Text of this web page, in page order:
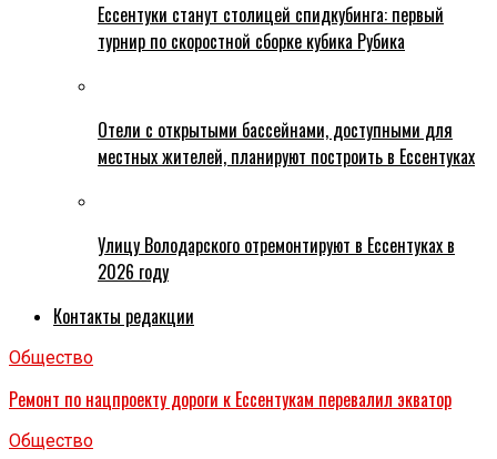
Ессентуки станут столицей спидкубинга: первый
турнир по скоростной сборке кубика Рубика
Отели с открытыми бассейнами, доступными для
местных жителей, планируют построить в Ессентуках
Улицу Володарского отремонтируют в Ессентуках в
2026 году
Контакты редакции
Общество
Ремонт по нацпроекту дороги к Ессентукам перевалил экватор
Общество